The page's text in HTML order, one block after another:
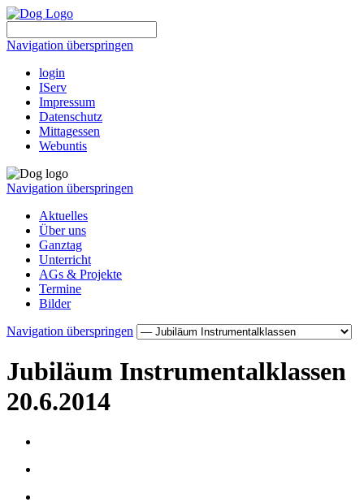
Navigation überspringen
login
IServ
Impressum
Datenschutz
Mittagessen
Webuntis
Navigation überspringen
Aktuelles
Über uns
Ganztag
Unterricht
AGs & Projekte
Termine
Bilder
Navigation überspringen
Jubiläum Instrumentalklassen
20.6.2014